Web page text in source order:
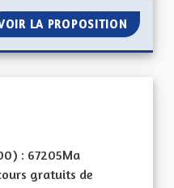
LA PROPOSITION
: 67205Ma
gratuits de